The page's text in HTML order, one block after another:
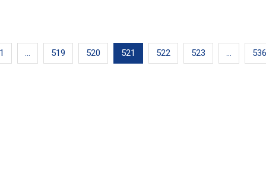
1 519 520 521 522 523 536